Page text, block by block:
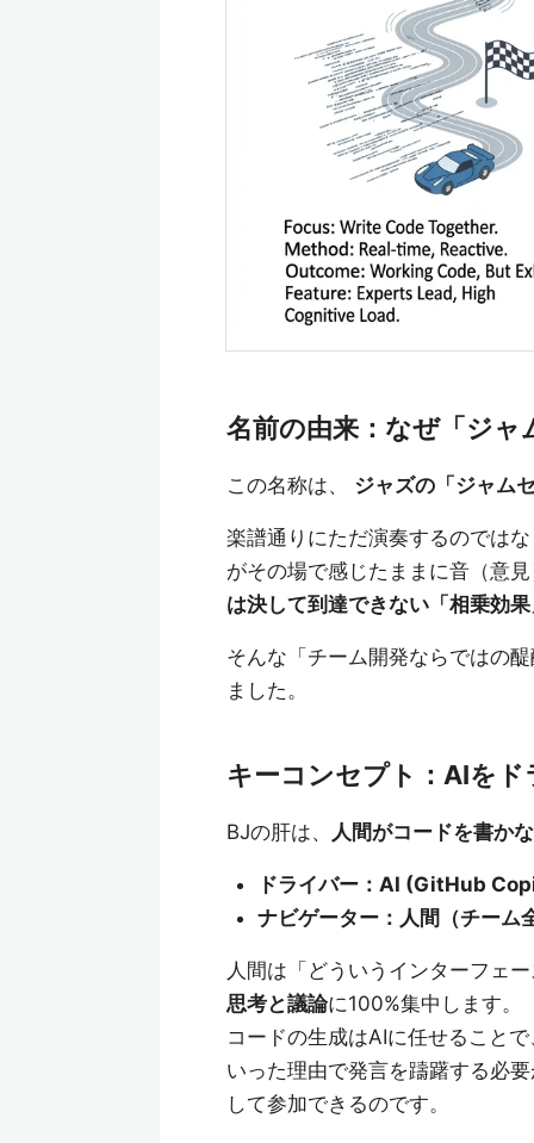
名前の由来：なぜ「ジ
この名称は、 ジャズの「ジャム
楽譜通りにただ演奏するのでは
がその場で感じたままに音（意
は決して到達できない「相乗効
そんな「チーム開発ならではの
ました。
キーコンセプト：AIを
BJの肝は、 人間がコードを書か
ドライバー：AI (GitHub
ナビゲーター：人間（チーム
人間は「どういうインターフェ
思考と議論に100%集中します。
コードの生成はAIに任せること
いった理由で発言を躊躇する必
して参加できるのです。